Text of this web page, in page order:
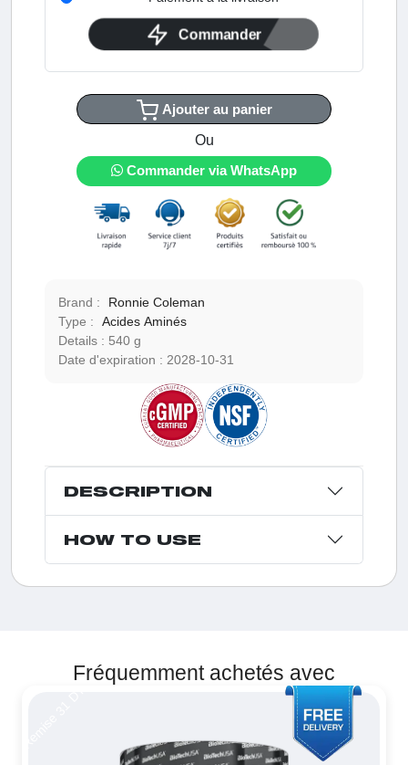
Commander
Ajouter au panier
Ou
Commander via WhatsApp
Brand :
Ronnie Coleman
Type :
Acides Aminés
Details :
540 g
Date d'expiration : 2028-10-31
DESCRIPTION
HOW TO USE
Fréquemment achetés avec